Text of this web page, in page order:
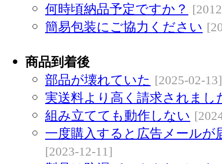
何時頃納品予定ですか？
簡易包装にご協力ください
商品到着後
部品が壊れていた [2025-02-13]
実送料より高く請求されまし
組み立てても動作しない
一度購入すると広告メール
[2023-12-11]